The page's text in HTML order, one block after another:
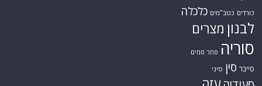
כורדים כטב"מים כלכלה
לבנון מצרים
סוריה סחר סמים
סייבר סין סיני